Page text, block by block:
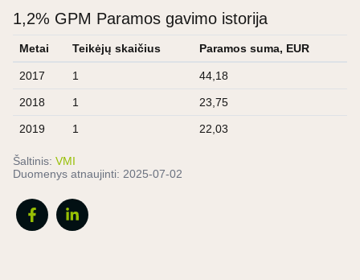
1,2% GPM Paramos gavimo istorija
Metai Teikėjų skaičius Paramos suma, EUR
2017 1 44,18
2018 1 23,75
2019 1 22,03
Šaltinis: VMI
Duomenys atnaujinti: 2025-07-02